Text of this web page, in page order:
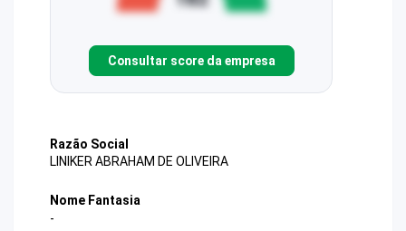
Consultar score da empresa
Razão Social
LINIKER ABRAHAM DE OLIVEIRA
Nome Fantasia
-